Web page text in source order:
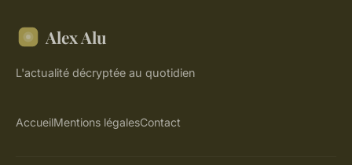
Alex Alu
L'actualité décryptée au quotidien
AccueilMentions légalesContact